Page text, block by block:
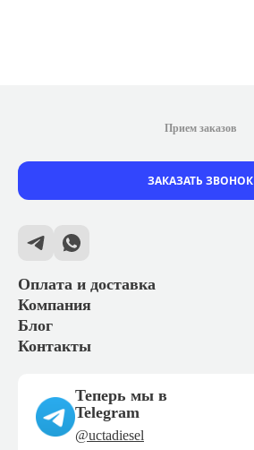
Оплата и доставка
Компания
Блог
Контакты
Прием заказов
ЗАКАЗАТЬ ЗВОНОК
Теперь мы в
Telegram
@uctadiesel